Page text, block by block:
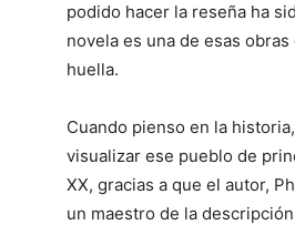
podido hacer la reseña ha
novela es una de esas
huella.
Cuando pienso en la
visualizar ese pueblo de
XX, gracias a que el autor,
un maestro de la